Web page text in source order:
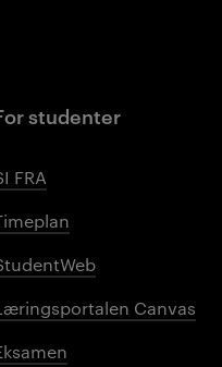
studenter
FRA
Canvas